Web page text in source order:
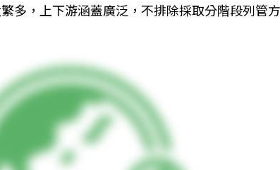
多，上下游涵蓋廣泛，不排除採取分階段列管